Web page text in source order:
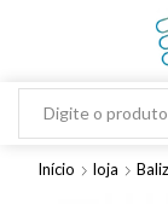
Início loja